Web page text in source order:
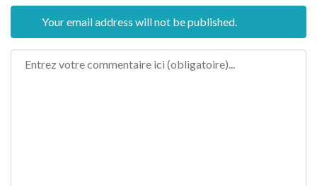
Your email address will not be published.
Review text